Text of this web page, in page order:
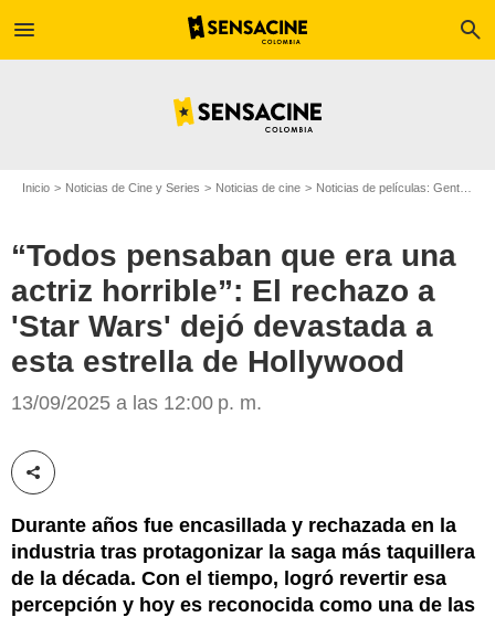
menu search
Inicio Noticias de Cine y Series Noticias de cine Noticias de películas: Gente
“Todos pensaban que era una
actriz horrible”: El rechazo a
'Star Wars' dejó devastada a
esta estrella de Hollywood
13/09/2025 a las 12:00 p. m.
Compartir esta noticia
Durante años fue encasillada y rechazada en la
industria tras protagonizar la saga más taquillera
de la década. Con el tiempo, logró revertir esa
percepción y hoy es reconocida como una de las